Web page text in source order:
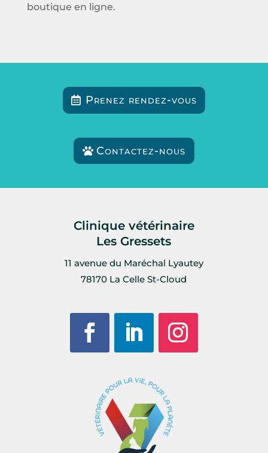
boutique en ligne.
Prenez rendez-vous
Contactez-nous
Clinique vétérinaire
Les Gressets
11 avenue du Maréchal Lyautey
78170 La Celle St-Cloud